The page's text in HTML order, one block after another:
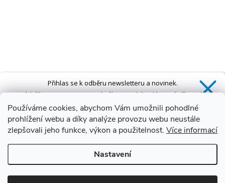
Používáme cookies, abychom Vám umožnili pohodlné
prohlížení webu a díky analýze provozu webu neustále
zlepšovali jeho funkce, výkon a použitelnost. Více informací
Nastavení
Přihlas se k odběru newsletteru a novinek.
ZískášSLEVU 5 %na první nákup a také exkluzivní přístup k
novinkám, slevám a dalším speciálním nabídkám.*
Ano, chci se přihlásit
Zásady zpracování osobních údajů